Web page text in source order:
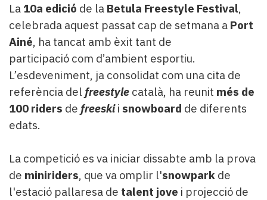
Pallars
Contingut
patrocinat
més
llegit...
Editorial
La 10a edició de la Betula Freestyle Festival,
celebrada aquest passat cap de setmana a Port
Ainé, ha tancat amb èxit tant de
participació com d’ambient esportiu.
L’esdeveniment, ja consolidat com una cita de
referència del freestyle català, ha reunit més de
100 riders de freeskii snowboard de diferents
edats.
La competició es va iniciar dissabte amb la prova
de miniriders, que va omplir l'snowpark de
l'estació pallaresa de talent jove i projecció de